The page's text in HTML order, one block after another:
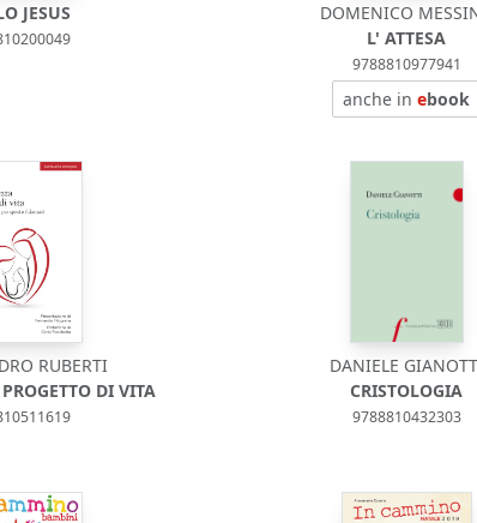
JESUS
DOMENICO
L' ATTESA
9788810977941
anche inebook
RUBERTI
DI VITA
DANIELE
CRISTOLOGIA
9788810432303